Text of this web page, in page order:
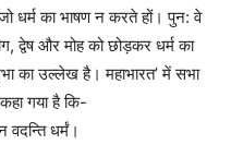
धर्म का भाषण न करते हों। पुन: वे
द्वेष और मोह को छोड़कर धर्म का
का उल्लेख है। महाभारत’ में सभा
गया है कि-
वदन्ति धर्मं।